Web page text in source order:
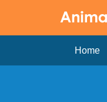
Home